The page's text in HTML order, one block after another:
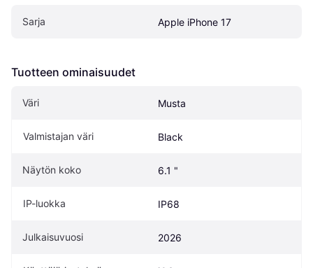
Sarja Apple iPhone 17
Tuotteen ominaisuudet
Väri Musta
Valmistajan väri Black
Näytön koko 6.1 "
IP-luokka IP68
Julkaisuvuosi 2026